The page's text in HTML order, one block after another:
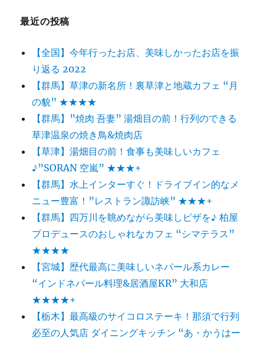
な
ェ
別
“カ
ム
バ
ン
★★★★
最近の投稿
【全国】今年行ったお店、美味しかったお店を振
り返る 2022
【群馬】草津の新名所！裏草津と地蔵カフェ “月
の貌” ★★★★
【群馬】”焼肉 吾妻” 湯畑目の前！行列のできる
草津温泉の焼き鳥&焼肉店
【草津】湯畑目の前！食事も美味しいカフェ
♪”SORAN 空嵐” ★★★+
【群馬】水上インターすぐ！ドライブイン的なメ
ニュー豊富！”レストラン諏訪峡” ★★★+
【群馬】四万川を眺めながら美味しピザを♪ 柏屋
プロデュースのおしゃれなカフェ “シマテラス”
★★★★
【宮城】歴代最高に美味しいネパール系カレー
“インドネパール料理&居酒屋KR” 大和店
★★★★+
【栃木】最高級のサイコロステーキ！那須で行列
必至の人気店 ダイニングキッチン “あ・かうはー